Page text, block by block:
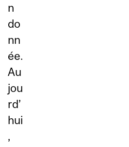
n
do
nn
ée.
Au
jou
rd’
hui
,